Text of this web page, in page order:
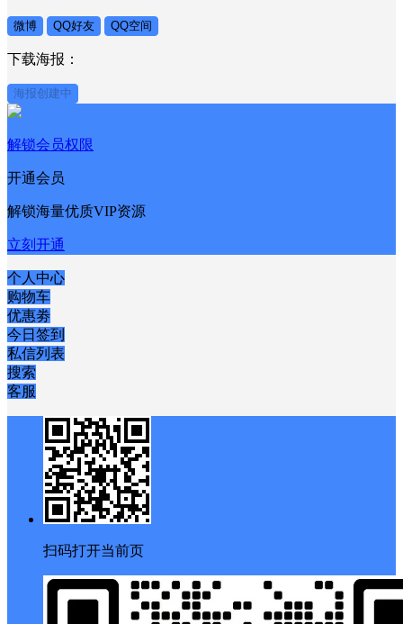
微博 QQ好友 QQ空间
下载海报：
海报创建中
解锁会员权限
开通会员
解锁海量优质VIP资源
立刻开通
个人中心
购物车
优惠劵
今日签到
私信列表
搜索
客服
扫码打开当前页